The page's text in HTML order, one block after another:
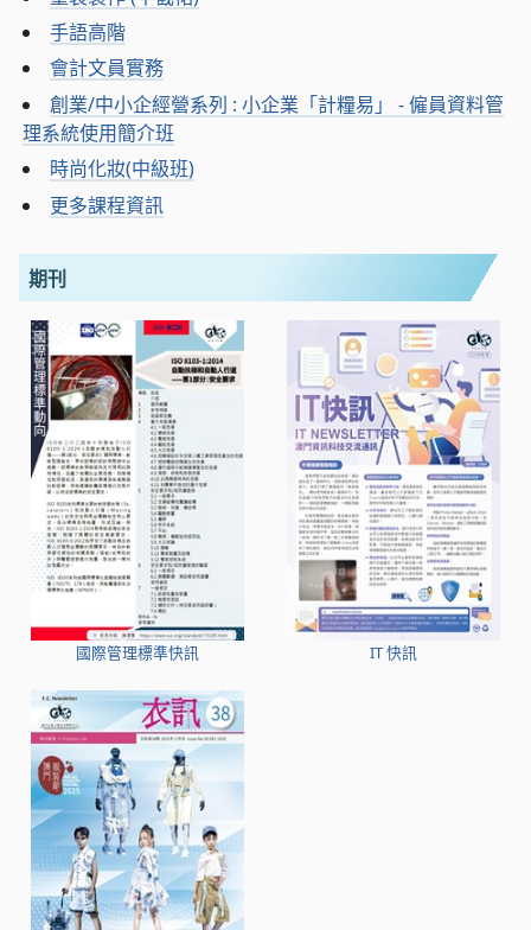
手語高階
會計文員實務
創業/中小企經營系列 : 小企業「計糧易」 - 僱員資料管
理系統使用簡介班
時尚化妝(中級班)
更多課程資訊
期刊
國際管理標準快訊 IT 快訊